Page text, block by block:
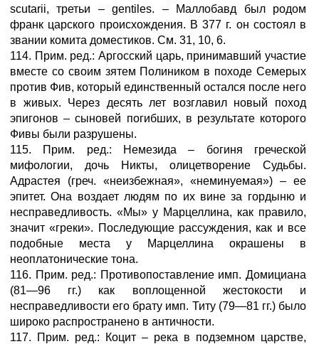
scutarii, третьи – gentiles. – Маллобавд был родом
франк царского происхождения. В 377 г. он состоял в
звании комита доместиков. См. 31, 10, 6.
114. Прим. ред.: Аргосский царь, принимавший участие
вместе со своим зятем Полиником в походе Семерых
против Фив, который единственный остался после него
в живых. Через десять лет возглавил новый поход
эпигонов – сыновей погибших, в результате которого
Фивы были разрушены.
115. Прим. ред.: Немезида – богиня греческой
мифологии, дочь Никты, олицетворение Судьбы.
Адрастея (греч. «неизбежная», «неминуемая») – ее
эпитет. Она воздает людям по их вине за гордыню и
несправедливость. «Мы» у Марцеллина, как правило,
значит «греки». Последующие рассуждения, как и все
подобные места у Марцеллина окрашены в
неоплатонические тона.
116. Прим. ред.: Противопоставление имп. Домициана
(81—96 гг.) как воплощенной жестокости и
несправедливости его брату имп. Титу (79—81 гг.) было
широко распространено в античности.
117. Прим. ред.: Коцит – река в подземном царстве,